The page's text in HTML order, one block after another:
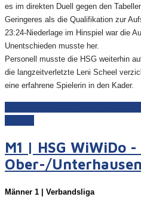
es im direkten Duell gegen den
Geringeres als die Qualifikation zur
23:24-Niederlage im Hinspiel war die
Unentschieden musste her.
Personell musste die HSG weiterhin
die langzeitverletzte Leni Scheel
eine erfahrene Spielerin in den Kader.
M1 | HSG WiWiDo -
Ober-/Unterhausen
Männer 1 | Verbandsliga